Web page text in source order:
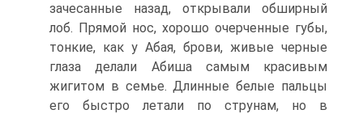
зачесанные назад, открывали обширный
лоб. Прямой нос, хорошо очерченные губы,
тонкие, как у Абая, брови, живые черные
глаза делали Абиша самым красивым
жигитом в семье. Длинные белые пальцы
его быстро летали по струнам, но в